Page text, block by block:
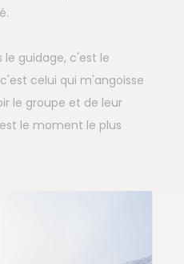
le guidage, c'est le
celui qui m'angoisse
le groupe et de leur
le moment le plus